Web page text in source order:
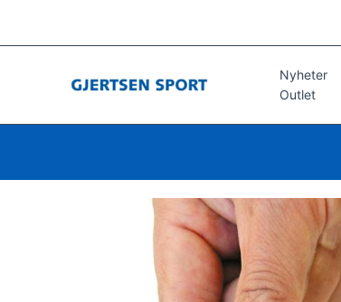
til
Nyheter
Outlet